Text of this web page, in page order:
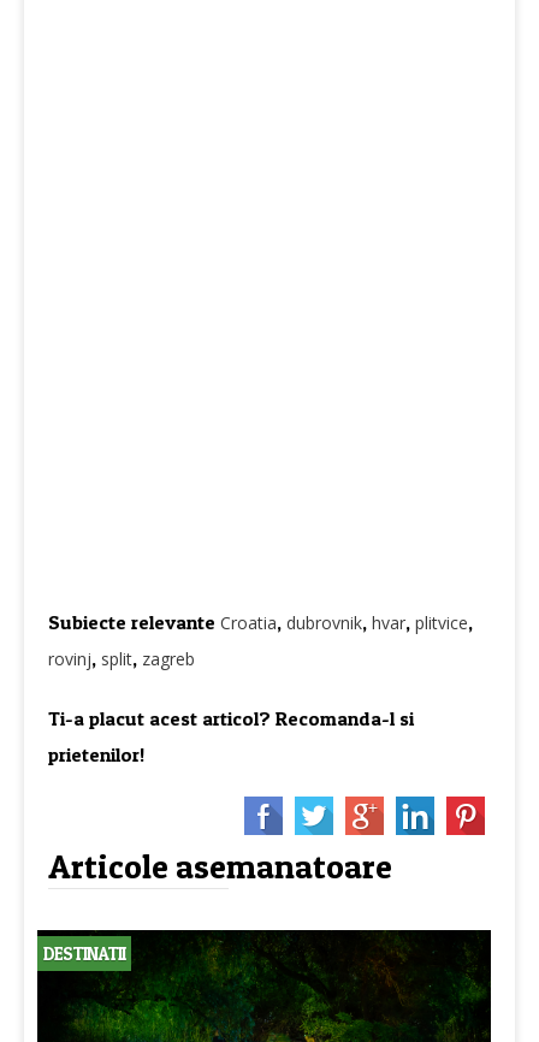
Subiecte relevante Croatia, dubrovnik, hvar, plitvice,
rovinj, split, zagreb
Ti-a placut acest articol? Recomanda-l si
prietenilor!
Articole asemanatoare
DESTINATII